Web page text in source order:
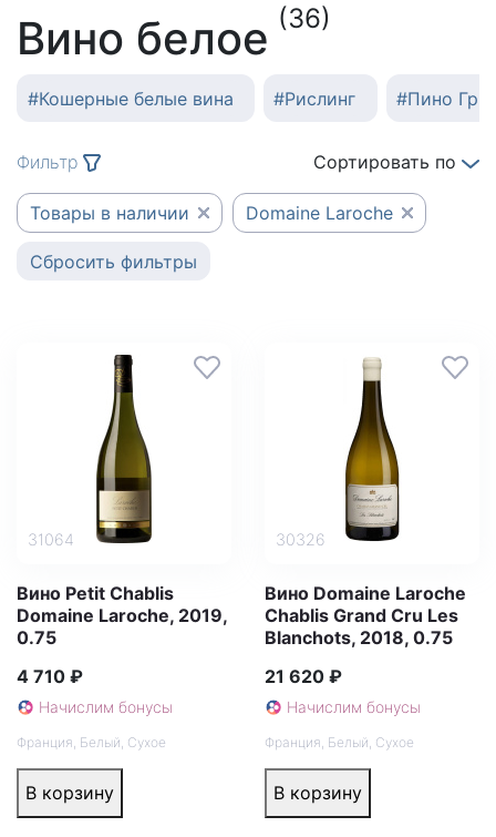
Вино белое (36)
#Кошерные белые вина #Рислинг #Пино
Фильтр Сортировать по
Товары в наличии Domaine Laroche
Сбросить фильтры
31064
Вино Petit Chablis
Domaine Laroche, 2019,
0.75
4 710 ₽
Начислим бонусы
Франция Белый Сухое
В корзину
30326
Вино Domaine Laroche
Chablis Grand Cru Les
Blanchots, 2018, 0.75
21 620 ₽
Начислим бонусы
Франция Белый Сухое
В корзину